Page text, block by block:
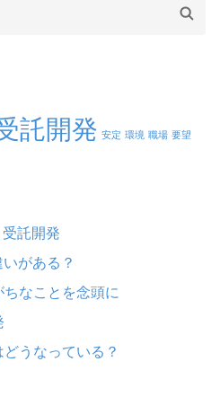
託開発 安定 環境 職場 要望
託開発
がある？
なことを念頭に
うなっている？